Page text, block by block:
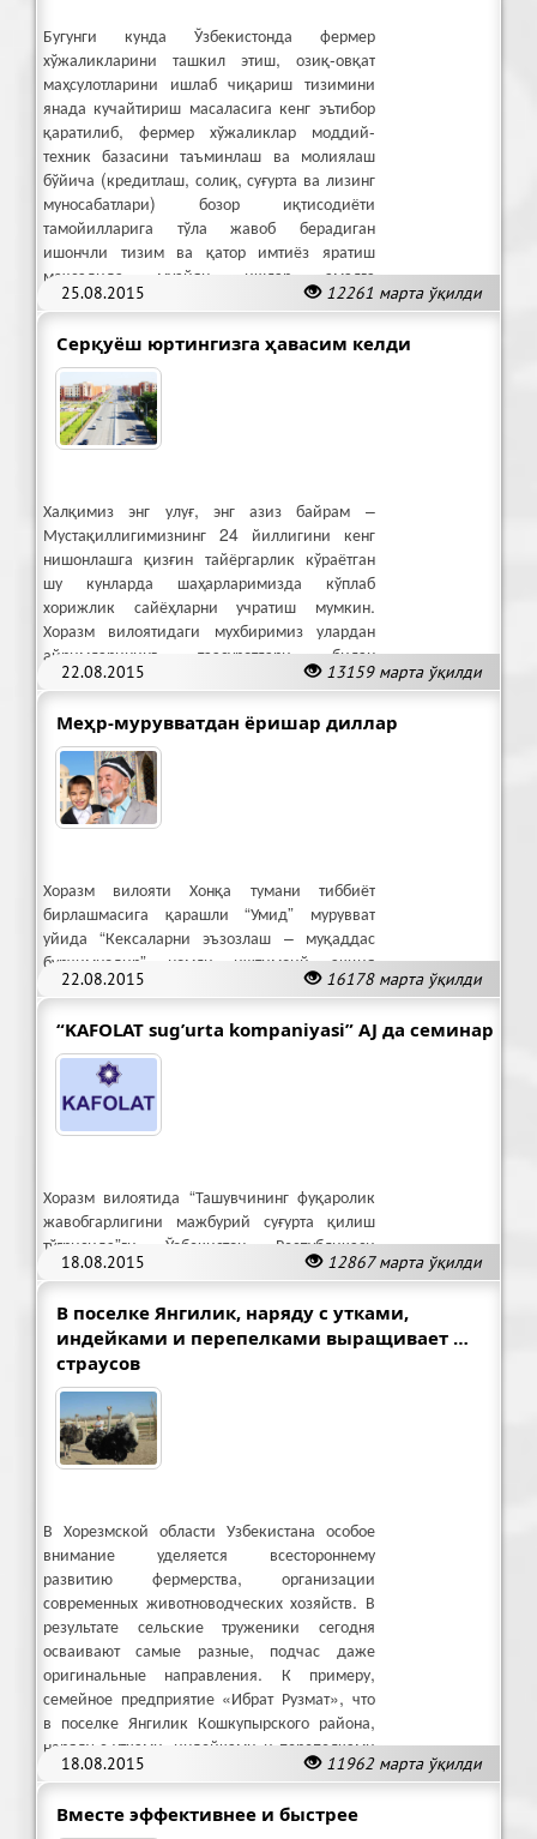
25.08.2015 12261 марта ўқилди
Бугунги кунда Ўзбекистонда фермер
хўжаликларини ташкил этиш, озиқ-овқат
маҳсулотларини ишлаб чиқариш тизимини
янада кучайтириш масаласига кенг эътибор
қаратилиб, фермер хўжаликлар моддий-
техник базасини таъминлаш ва молиялаш
бўйича (кредитлаш, солиқ, суғурта ва лизинг
муносабатлари) бозор иқтисодиёти
тамойилларига тўла жавоб берадиган
ишончли тизим ва қатор имтиёз яратиш
мақсадида муайян ишлар амалга
оширилмоқда.
Серқуёш юртингизга ҳавасим келди
22.08.2015 13159 марта ўқилди
Халқимиз энг улуғ, энг азиз байрам –
Мустақиллигимизнинг 24 йиллигини кенг
нишонлашга қизғин тайёргарлик кўраётган
шу кунларда шаҳарларимизда кўплаб
хорижлик сайёҳларни учратиш мумкин.
Хоразм вилоятидаги мухбиримиз улардан
айримларининг таасуротлари билан
қизиқди.
Меҳр-мурувватдан ёришар диллар
22.08.2015 16178 марта ўқилди
Хоразм вилояти Хонқа тумани тиббиёт
бирлашмасига қарашли “Умид” мурувват
уйида “Кексаларни эъзозлаш – муқаддас
бурчимиздир” номли ижтимоий акция
ўтказилди.
“KAFOLAT sug’urta kompaniyasi” AJ да семинар
18.08.2015 12867 марта ўқилди
Хоразм вилоятида “Ташувчининг фуқаролик
жавобгарлигини мажбурий суғурта қилиш
тўғрисида”ги Ўзбекистон Республикаси
қонуни ижроси бўйича семинар ўтказди
В поселке Янгилик, наряду с утками,
индейками и перепелками выращивает …
страусов
18.08.2015 11962 марта ўқилди
В Хорезмской области Узбекистана особое
внимание уделяется всестороннему
развитию фермерства, организации
современных животноводческих хозяйств. В
результате сельские труженики сегодня
осваивают самые разные, подчас даже
оригинальные направления. К примеру,
семейное предприятие «Ибрат Рузмат», что
в поселке Янгилик Кошкупырского района,
наряду с утками, индейками и перепелками
выращивает … страусов.
Вместе эффективнее и быстрее